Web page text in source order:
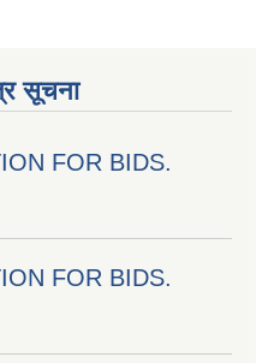
सूचना
FOR BIDS.
FOR BIDS.